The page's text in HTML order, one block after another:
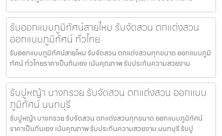
รับออกแบบภูมิทัศน์สายไหม รับจัดสวน ตกแต่งสวน
ออกแบบภูมิทัศน์ ทั่วไทย
รับออกแบบภูมิทัศน์สายไหม รับจัดสวน ตกแต่งสวนทุกขนาด ออกแบบภูมิ
ทัศน์ ทั่วไทยราคาเป็นกันเอง เน้นคุณภาพ รับประกันความสวยงาม
รับปูหญ้า บางกรวย รับจัดสวน ตกแต่งสวน ออกแบบ
ภูมิทัศน์ นนทบุรี
รับปูหญ้า บางกรวย รับจัดสวน ตกแต่งสวนทุกขนาด ออกแบบภูมิทัศน์
ราคาเป็นกันเอง เน้นคุณภาพ รับประกันความสวยงาม นนทบุรี รับปู